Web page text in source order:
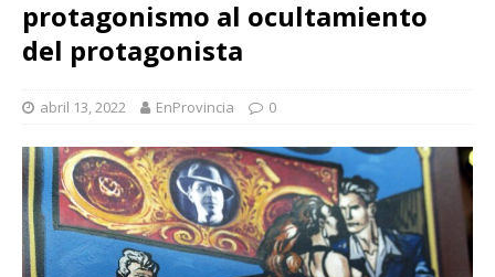
protagonismo al ocultamiento
del protagonista
abril 13, 2022 EnProvincia 0